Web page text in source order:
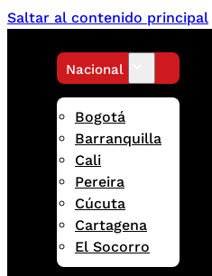
Saltar al contenido principal
Nacional
Bogotá
Barranquilla
Cali
Pereira
Cúcuta
Cartagena
El Socorro